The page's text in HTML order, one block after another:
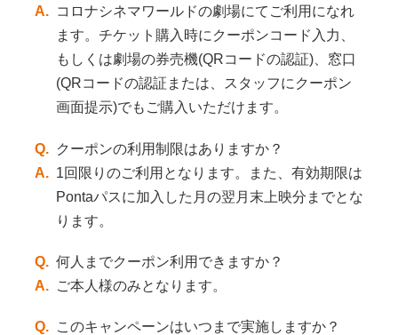
A. コロナシネマワールドの劇場にてご利用になれ
ます。チケット購入時にクーポンコード入力、
もしくは劇場の券売機(QRコードの認証)、窓口
(QRコードの認証または、スタッフにクーポン
画面提示)でもご購入いただけます。
Q. クーポンの利用制限はありますか？
A. 1回限りのご利用となります。また、有効期限は
Pontaパスに加入した月の翌月末上映分までとな
ります。
Q. 何人までクーポン利用できますか？
A. ご本人様のみとなります。
Q. このキャンペーンはいつまで実施しますか？